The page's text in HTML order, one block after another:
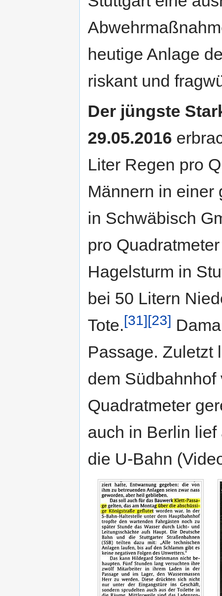
heutige Anlage
riskant und
Der jüngste
29.05.2016
Liter Regen pro
Männern in einer
in Schwäbisch
pro
Hagelsturm in
bei 50 Litern
Tote.[31][23]
Passage. Zuletzt
dem Südbahnhof
Quadratmeter
auch in Berlin
die U-Bahn